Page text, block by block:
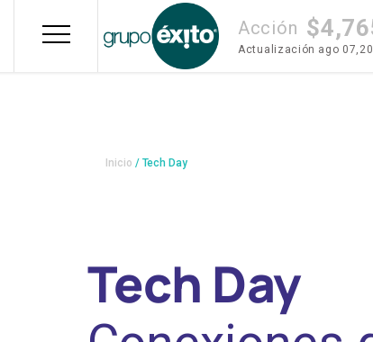
contenido
Acción
Actualización ago
ayuda a la
Inicio Tech Day
Tech Day